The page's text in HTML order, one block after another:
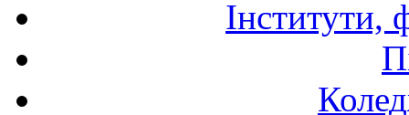
Інститути,